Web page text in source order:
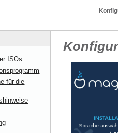
ISOs
für die